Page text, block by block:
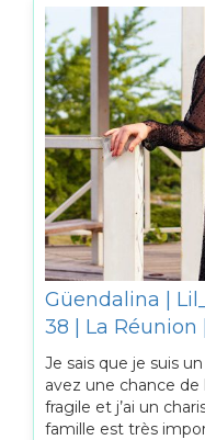
Güendalina |
38 | La Réunion
Je sais que je suis
avez une chance de
fragile et j’ai un
famille est très